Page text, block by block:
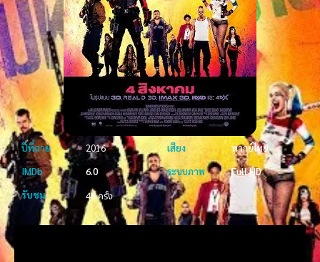
ปีที่ฉาย 2016 เสียง
พากย์ไทย
IMDb
6.0 ระบบภาพ
Full HD
รับชม
48 ครั้ง